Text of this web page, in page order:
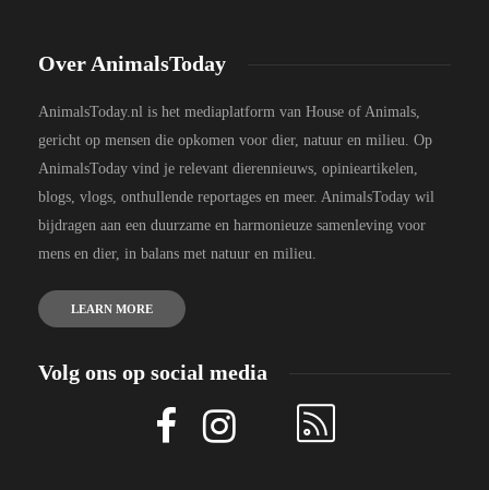
Over AnimalsToday
AnimalsToday.nl is het mediaplatform van House of Animals,
gericht op mensen die opkomen voor dier, natuur en milieu. Op
AnimalsToday vind je relevant dierennieuws, opinieartikelen,
blogs, vlogs, onthullende reportages en meer. AnimalsToday wil
bijdragen aan een duurzame en harmonieuze samenleving voor
mens en dier, in balans met natuur en milieu.
LEARN MORE
Volg ons op social media